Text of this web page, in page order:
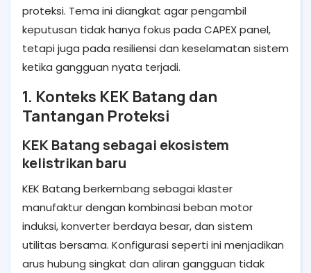
proteksi. Tema ini diangkat agar pengambil
keputusan tidak hanya fokus pada CAPEX panel,
tetapi juga pada resiliensi dan keselamatan sistem
ketika gangguan nyata terjadi.
1. Konteks KEK Batang dan
Tantangan Proteksi
KEK Batang sebagai ekosistem
kelistrikan baru
KEK Batang berkembang sebagai klaster
manufaktur dengan kombinasi beban motor
induksi, konverter berdaya besar, dan sistem
utilitas bersama. Konfigurasi seperti ini menjadikan
arus hubung singkat dan aliran gangguan tidak